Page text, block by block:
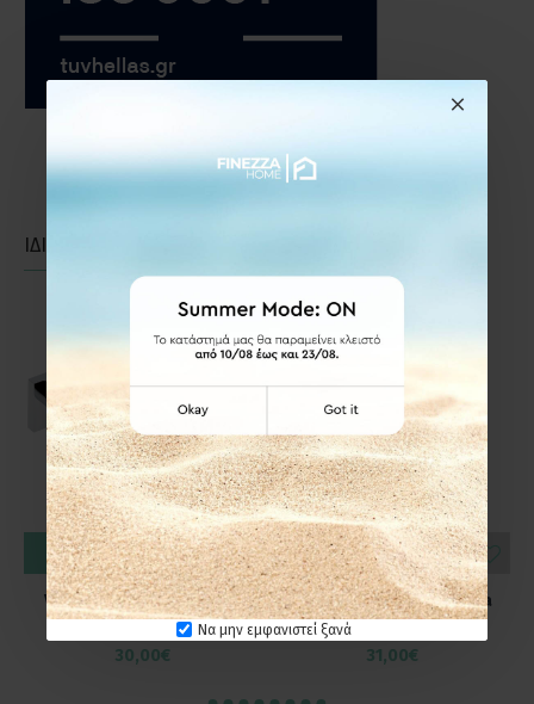
Να μην εμφανιστεί ξανά
ΙΔΙΑΣ ΚΑΤΗΓΟΡΙΑΣ
Verdi Χαρτοθήκη Delta
3060422 Χρώμιο
30,00€
ΚΑΛΆΘΙ
Verdi Χαρτοθήκη Sigma
3030401 Λευκή
31,00€
ΚΑΛΆΘΙ